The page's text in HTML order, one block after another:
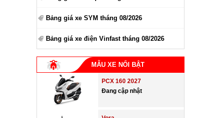
Bảng giá xe SYM tháng 08/2026
Bảng giá xe điện Vinfast tháng 08/2026
MẪU XE NỔI BẬT
PCX 160 2027
Đang cập nhật